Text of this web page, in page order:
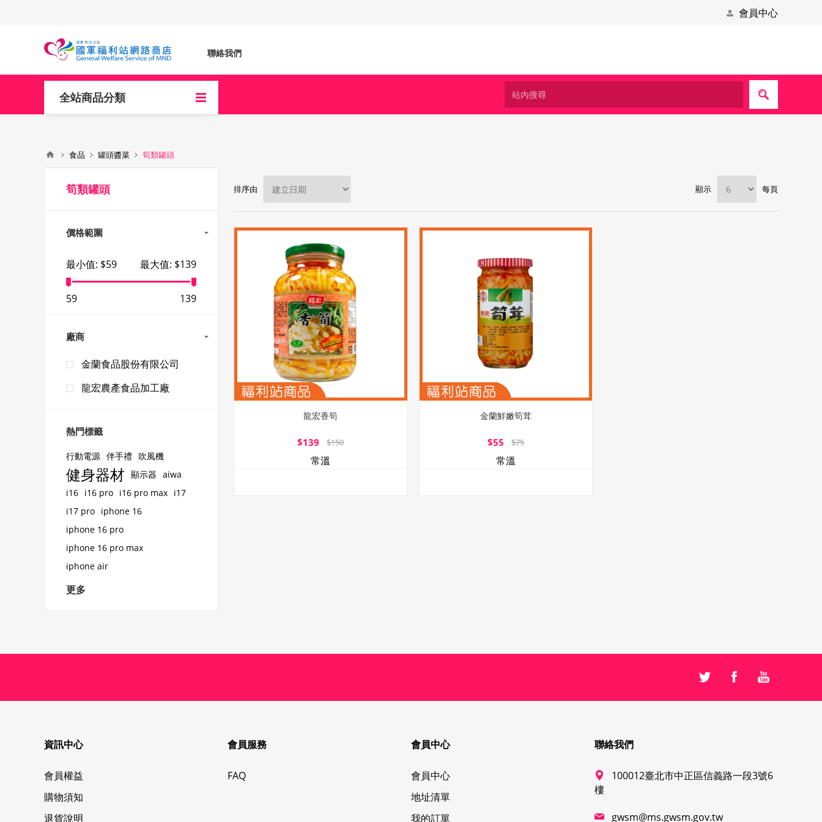
會員中心
聯絡我們
全站商品分類
食品 罐頭醬菜 筍類罐頭
排序由 顯示 每頁
龍宏香筍
$139 $150
常溫
金蘭鮮嫩筍茸
$55 $75
常溫
筍類罐頭
價格範圍
最小值: $59 最大值: $139
59 139
廠商
金蘭食品股份有限公司
龍宏農產食品加工廠
熱門標籤
行動電源 伴手禮 吹風機
健身器材 顯示器 aiwa
i16 i16 pro i16 pro max i17
i17 pro iphone 16
iphone 16 pro
iphone 16 pro max
iphone air
更多
資訊中心
會員權益
購物須知
退貨說明
會員服務
FAQ
會員中心
會員中心
地址清單
我的訂單
聯絡我們
100012臺北市中正區信義路一段3號6
樓
gwsm@ms.gwsm.gov.tw